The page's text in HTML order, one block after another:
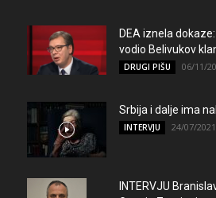
DEA iznela
vodio Belivukov
DRUGI PIŠU 06/11/
Srbija i dalje ima
INTERVJU 24/07/2021
INTERVJU